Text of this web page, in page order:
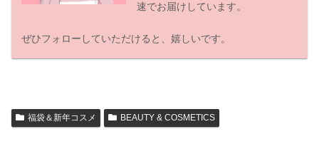
速でお届けしています。
ぜひフォローしていただけると、嬉しいです。
福袋＆新年コスメ BEAUTY & COSMETICS